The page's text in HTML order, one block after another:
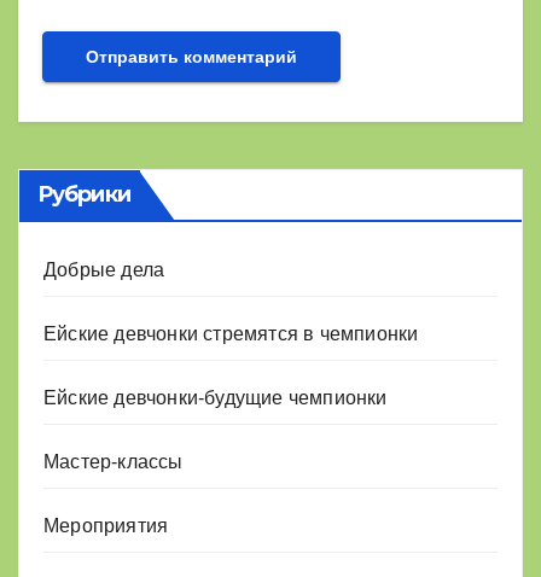
Рубрики
Добрые дела
Ейские девчонки стремятся в чемпионки
Ейские девчонки-будущие чемпионки
Мастер-классы
Мероприятия